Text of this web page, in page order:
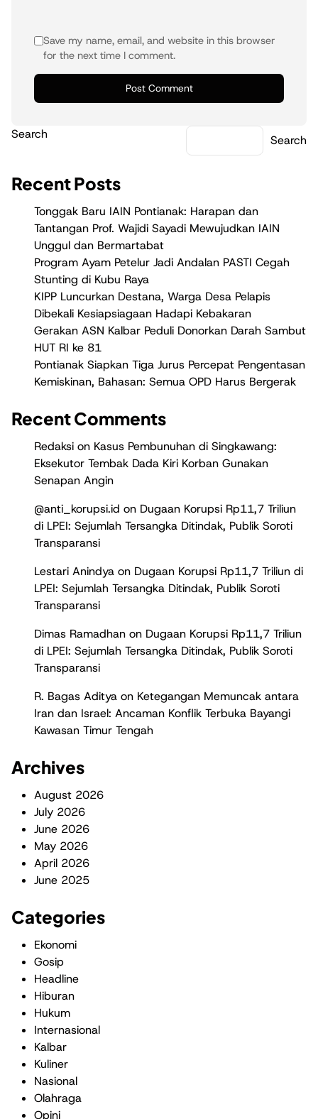
Save my name, email, and website in this browser
for the next time I comment.
Search Search
Recent Posts
Tonggak Baru IAIN Pontianak: Harapan dan
Tantangan Prof. Wajidi Sayadi Mewujudkan IAIN
Unggul dan Bermartabat
Program Ayam Petelur Jadi Andalan PASTI Cegah
Stunting di Kubu Raya
KIPP Luncurkan Destana, Warga Desa Pelapis
Dibekali Kesiapsiagaan Hadapi Kebakaran
Gerakan ASN Kalbar Peduli Donorkan Darah Sambut
HUT RI ke 81
Pontianak Siapkan Tiga Jurus Percepat Pengentasan
Kemiskinan, Bahasan: Semua OPD Harus Bergerak
Recent Comments
Redaksi on Kasus Pembunuhan di Singkawang:
Eksekutor Tembak Dada Kiri Korban Gunakan
Senapan Angin
@anti_korupsi.id on Dugaan Korupsi Rp11,7 Triliun
di LPEI: Sejumlah Tersangka Ditindak, Publik Soroti
Transparansi
Lestari Anindya on Dugaan Korupsi Rp11,7 Triliun di
LPEI: Sejumlah Tersangka Ditindak, Publik Soroti
Transparansi
Dimas Ramadhan on Dugaan Korupsi Rp11,7 Triliun
di LPEI: Sejumlah Tersangka Ditindak, Publik Soroti
Transparansi
R. Bagas Aditya on Ketegangan Memuncak antara
Iran dan Israel: Ancaman Konflik Terbuka Bayangi
Kawasan Timur Tengah
Archives
August 2026
July 2026
June 2026
May 2026
April 2026
June 2025
Categories
Ekonomi
Gosip
Headline
Hiburan
Hukum
Internasional
Kalbar
Kuliner
Nasional
Olahraga
Opini